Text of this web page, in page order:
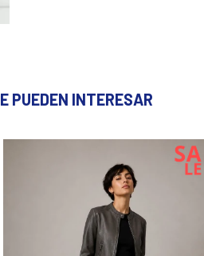
PUEDEN INTERESAR